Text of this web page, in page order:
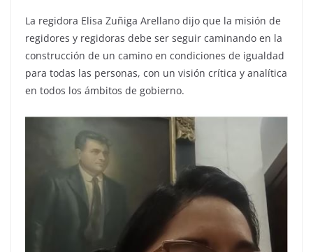
La regidora Elisa Zuñiga Arellano dijo que la misión de
regidores y regidoras debe ser seguir caminando en la
construcción de un camino en condiciones de igualdad
para todas las personas, con un visión crítica y analítica
en todos los ámbitos de gobierno.